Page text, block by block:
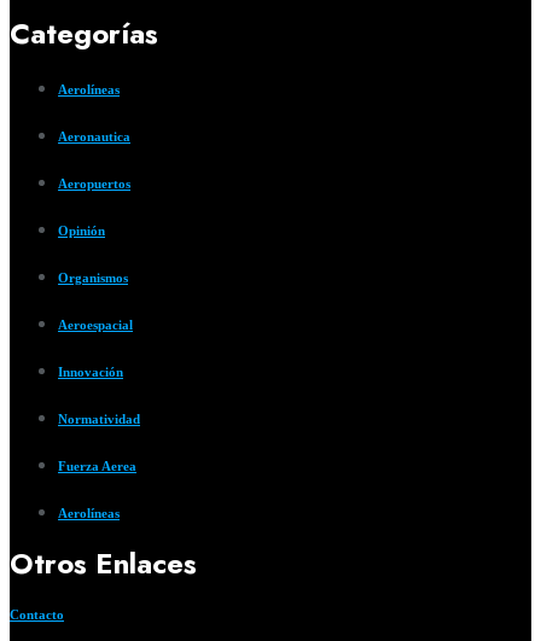
Categorías
Aerolíneas
Aeronautica
Aeropuertos
Opinión
Organismos
Aeroespacial
Innovación
Normatividad
Fuerza Aerea
Aerolíneas
Otros Enlaces
Contacto